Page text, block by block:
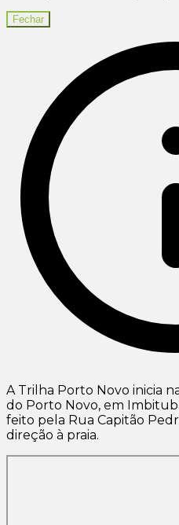
Fechar
A Trilha Porto Novo inicia
do Porto Novo, em
feito pela Rua Capitão
direção à praia.